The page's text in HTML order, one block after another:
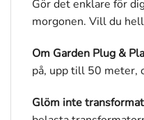
Gör det enklare för
morgonen. Vill du
Om Garden Plug &
på, upp till 50 meter,
Glöm inte